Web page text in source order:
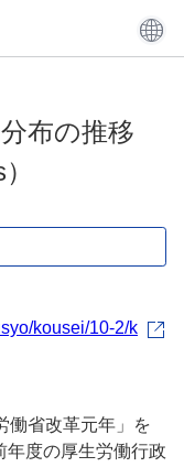
布の推移
kousei/10-2/k
働省改革元年」を
年度の厚生労働行政